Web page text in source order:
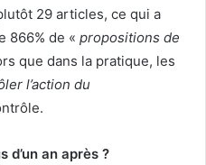
29 articles, ce qui a
866% de « propositions de
que dans la pratique, les
l’action du
d’un an après ?